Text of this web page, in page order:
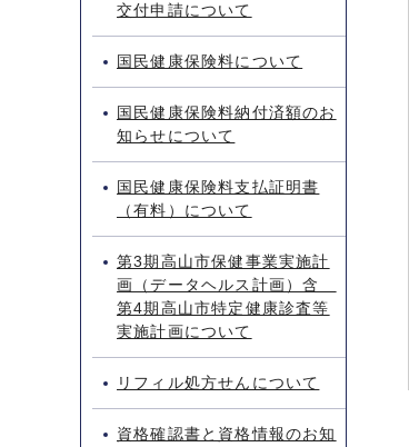
交付申請について
国民健康保険料について
国民健康保険料納付済額のお
知らせについて
国民健康保険料支払証明書
（有料）について
第3期高山市保健事業実施計
画（データヘルス計画）含
第4期高山市特定健康診査等
実施計画について
リフィル処方せんについて
資格確認書と資格情報のお知